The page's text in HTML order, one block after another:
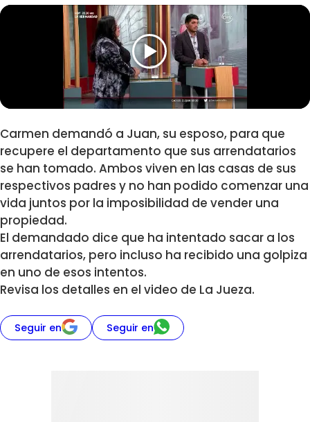
Carmen demandó a Juan, su esposo, para que
recupere el departamento que sus arrendatarios
se han tomado. Ambos viven en las casas de sus
respectivos padres y no han podido comenzar una
vida juntos por la imposibilidad de vender una
propiedad.
El demandado dice que ha intentado sacar a los
arrendatarios, pero incluso ha recibido una golpiza
en uno de esos intentos.
Revisa los detalles en el video de La Jueza.
Seguir en Seguir en